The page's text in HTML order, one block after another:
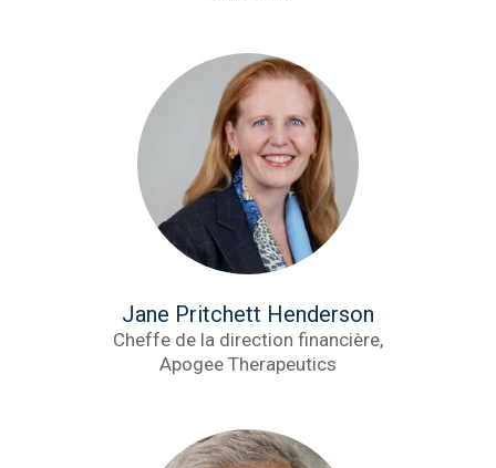
Jane Pritchett Henderson
Cheffe de la direction financière,
Apogee Therapeutics